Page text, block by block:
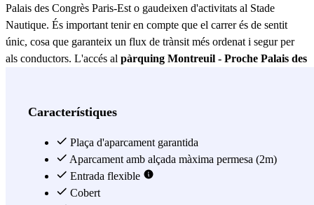
Palais des Congrès Paris-Est o gaudeixen d'activitats al Stade
Nautique. És important tenir en compte que el carrer és de sentit
únic, cosa que garanteix un flux de trànsit més ordenat i segur per
als conductors. L'accés al pàrquing Montreuil - Proche Palais des
facilita la localització del pàrquing, sinó que també assegura que els
d'un blanc opac, cosa que proporciona una aparença moderna i
discreta, mentre que el panell rosa de Zenpark, visible a la dreta del
portal, afegeix un toc de color i facilita encara més la identificació de
l'accés. Aquestpàrquing Montreuil - Proche Palais des Congrès
Característiques
Plaça d'aparcament garantida
Aparcament amb alçada màxima permesa (2m)
Entrada flexible
Cobert